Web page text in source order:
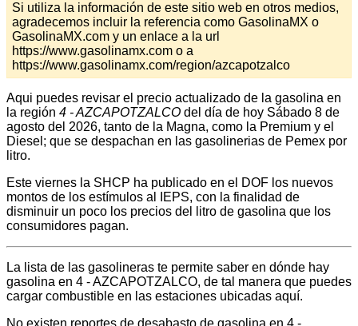
Si utiliza la información de este sitio web en otros medios,
agradecemos incluir la referencia como GasolinaMX o
GasolinaMX.com y un enlace a la url
https://www.gasolinamx.com o a
https://www.gasolinamx.com/region/azcapotzalco
Aqui puedes revisar el precio actualizado de la gasolina en
la región 4 - AZCAPOTZALCO del día de hoy Sábado 8 de
agosto del 2026, tanto de la Magna, como la Premium y el
Diesel; que se despachan en las gasolinerias de Pemex por
litro.
Este viernes la SHCP ha publicado en el DOF los nuevos
montos de los estímulos al IEPS, con la finalidad de
disminuir un poco los precios del litro de gasolina que los
consumidores pagan.
La lista de las gasolineras te permite saber en dónde hay
gasolina en 4 - AZCAPOTZALCO, de tal manera que puedes
cargar combustible en las estaciones ubicadas aquí.